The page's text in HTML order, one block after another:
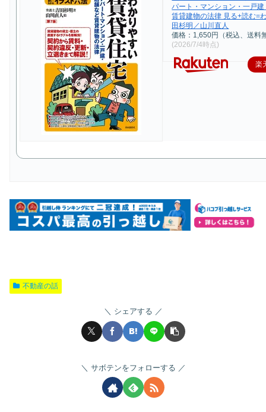
パート・マンション・一戸
賃貸建物の法律 見る+読む=
田杉明／山川直人
価格：1,650円（税込、送料
(2026/7/4時点)
楽
不動産の話
シェアする
サボテンをフォローする